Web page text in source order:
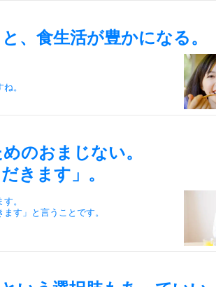
、食生活が豊かになる。
。
のおまじない。
きます」。
。
す」と言うことです。